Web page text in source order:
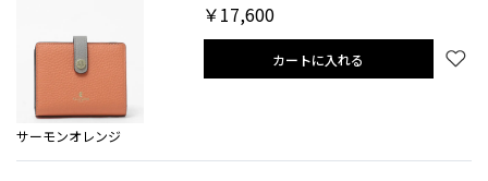
サーモンオレンジ
￥17,600
カートに入れる